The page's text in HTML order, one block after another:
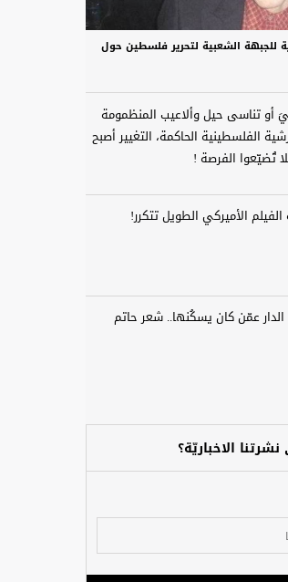
للجبهة الشعبية لتحرير فلسطين حول
أو تناسى حيل وألاعيب المنظمومة
الفلسطينية الحاكمة، التغيير أصبح
تُضيّعوا الفرصة !
الأميركي الطويل تتكرر!
الدار عمّن كان يسكُنها.. شعر حاتم
الاخباريّة؟